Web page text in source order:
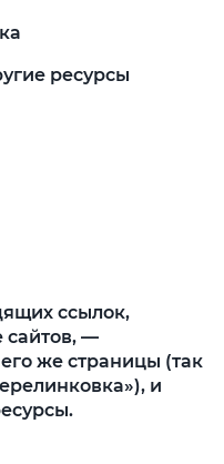
ссылок,
—
же страницы (так
и
ресурсы